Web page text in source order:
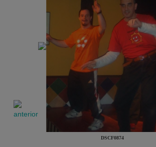
DSCF0874